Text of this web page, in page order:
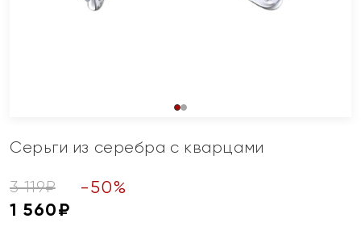
Серьги из серебра с кварцами
3 119₽ -50%
1 560₽